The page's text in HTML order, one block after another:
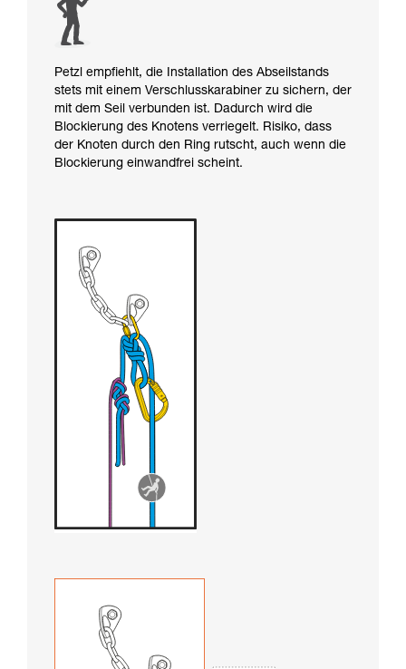
Petzl empfiehlt, die Installation des Abseilstands
stets mit einem Verschlusskarabiner zu sichern, der
mit dem Seil verbunden ist. Dadurch wird die
Blockierung des Knotens verriegelt. Risiko, dass
der Knoten durch den Ring rutscht, auch wenn die
Blockierung einwandfrei scheint.